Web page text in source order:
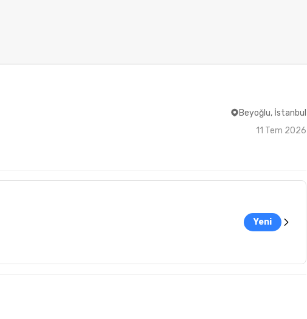
Beyoğlu, İstanbul
11 Tem 2026
Yeni